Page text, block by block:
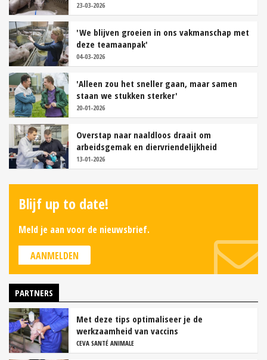
23-03-2026
'We blijven groeien in ons vakmanschap met
deze teamaanpak'
04-03-2026
'Alleen zou het sneller gaan, maar samen
staan we stukken sterker'
20-01-2026
Overstap naar naaldloos draait om
arbeidsgemak en diervriendelijkheid
13-01-2026
Blijf up to date!
Meld je aan voor de nieuwsbrief.
AANMELDEN
PARTNERS
Met deze tips optimaliseer je de
werkzaamheid van vaccins
CEVA SANTÉ ANIMALE